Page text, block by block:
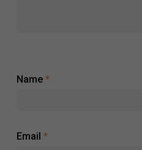
Name *
Email *